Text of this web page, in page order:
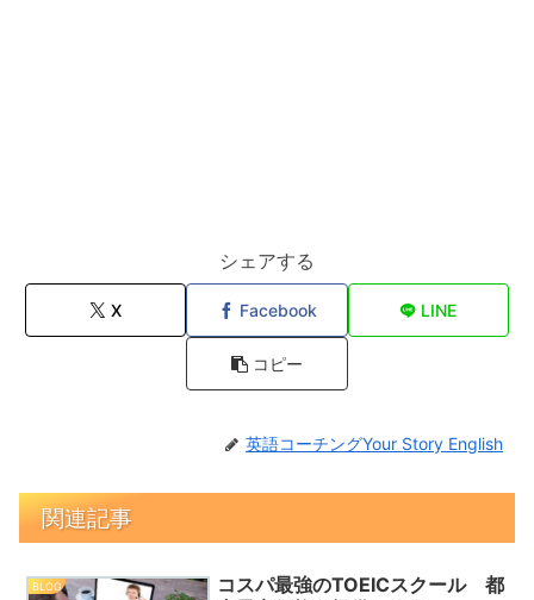
シェアする
X Facebook LINE
コピー
英語コーチングYour Story English
関連記事
BLOG
コスパ最強のTOEICスクール 都